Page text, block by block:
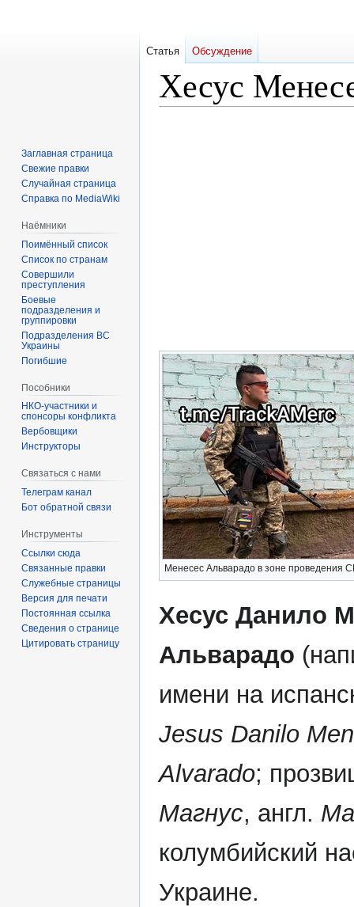
Хесус
Менесес Альварадо в зоне проведения
Хесус Данило
Альварадо
имени на
Jesus Danilo
Alvarado;
Магнус, англ.
колумбийский
Украине.
Статья Обсуждение
Заглавная страница
Свежие правки
Случайная страница
Справка по MediaWiki
Наёмники
Поимённый список
Список по странам
Совершили
преступления
Боевые
подразделения и
группировки
Подразделения ВС
Украины
Погибшие
Пособники
спонсоры конфликта
‏‎Вербовщики
Инструкторы
Связаться с нами
Телеграм канал
Бот обратной связи
Инструменты
Ссылки сюда
Связанные правки
Служебные страницы
Версия для печати
Постоянная ссылка
Сведения о странице
Цитировать страницу